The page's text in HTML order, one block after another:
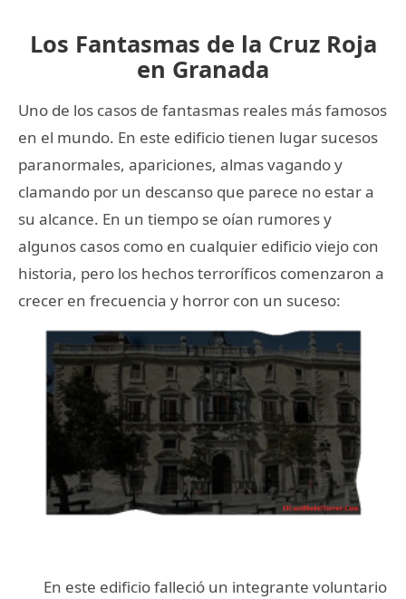
Los Fantasmas de la Cruz Roja
en Granada
Uno de los casos de fantasmas reales más famosos
en el mundo. En este edificio tienen lugar sucesos
paranormales, apariciones, almas vagando y
clamando por un descanso que parece no estar a
su alcance. En un tiempo se oían rumores y
algunos casos como en cualquier edificio viejo con
historia, pero los hechos terroríficos comenzaron a
crecer en frecuencia y horror con un suceso:
En este edificio falleció un integrante voluntario